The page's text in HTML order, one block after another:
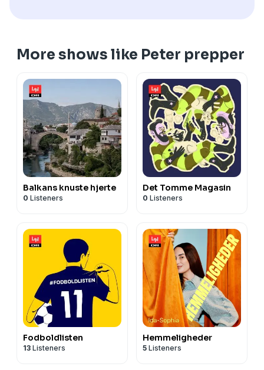
More shows like Peter prepper
Balkans knuste hjerte
0 Listeners
Det Tomme Magasin
0 Listeners
Fodboldlisten
13 Listeners
Hemmeligheder
5 Listeners